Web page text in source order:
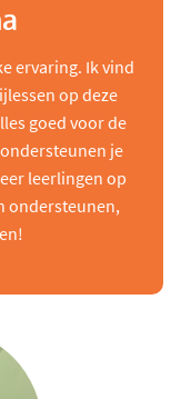
ervaring. Ik vind
op deze
goed voor de
je
leerlingen op
ondersteunen,